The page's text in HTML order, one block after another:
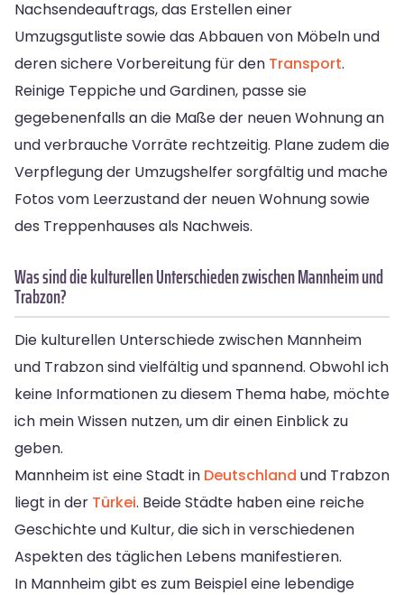
Nachsendeauftrags, das Erstellen einer
Umzugsgutliste sowie das Abbauen von Möbeln und
deren sichere Vorbereitung für den Transport.
Reinige Teppiche und Gardinen, passe sie
gegebenenfalls an die Maße der neuen Wohnung an
und verbrauche Vorräte rechtzeitig. Plane zudem die
Verpflegung der Umzugshelfer sorgfältig und mache
Fotos vom Leerzustand der neuen Wohnung sowie
des Treppenhauses als Nachweis.
Was sind die kulturellen Unterschieden zwischen Mannheim und
Trabzon?
Die kulturellen Unterschiede zwischen Mannheim
und Trabzon sind vielfältig und spannend. Obwohl ich
keine Informationen zu diesem Thema habe, möchte
ich mein Wissen nutzen, um dir einen Einblick zu
geben.
Mannheim ist eine Stadt in Deutschland und Trabzon
liegt in der Türkei. Beide Städte haben eine reiche
Geschichte und Kultur, die sich in verschiedenen
Aspekten des täglichen Lebens manifestieren.
In Mannheim gibt es zum Beispiel eine lebendige